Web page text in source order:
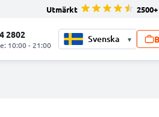
Utmärkt 2500+
2802
10:00 - 21:00
▾